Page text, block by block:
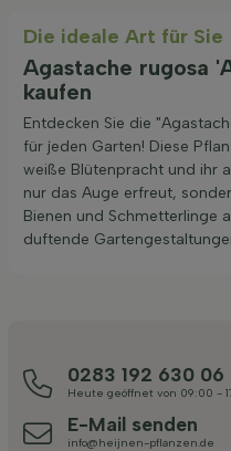
Die ideale Art für Sie
Agastache rugosa
kaufen
Entdecken Sie die
für jeden Garten! Diese
weiße Blütenpracht und ihr
nur das Auge erfreut,
Bienen und Schmetterlinge
duftende
0283 192 630 06
Heute geöffnet von 09:00 -
E-Mail senden
info@heijnen-pflanzen.de